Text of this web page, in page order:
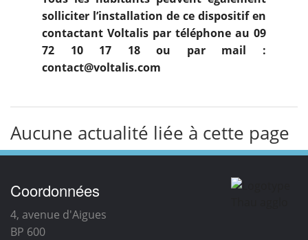
solliciter l’installation de ce dispositif en
contactant Voltalis par téléphone au 09
72 10 17 18 ou par mail :
contact@voltalis.com
Aucune actualité liée à cette page
Coordonnées
4, avenue d'Aigues
BP 600